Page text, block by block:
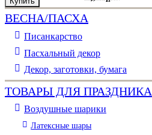
ВЕСНА/ПАСХА
Писанкарство
Пасхальный декор
Декор, заготовки, бумага
ТОВАРЫ ДЛЯ ПРАЗДНИКА
Воздушные шарики
Латексные шары